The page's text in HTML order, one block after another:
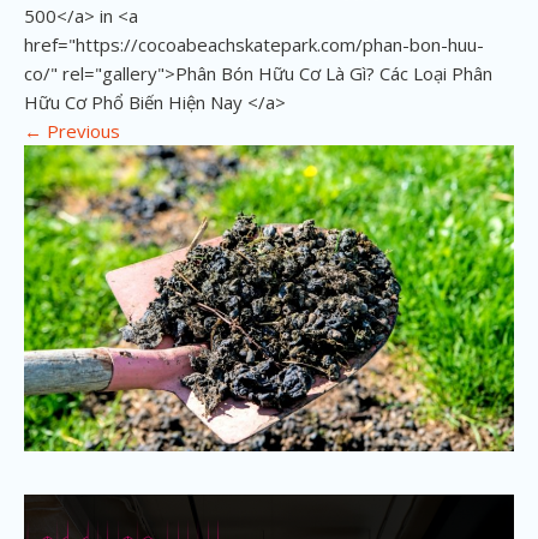
500</a> in <a
href="https://cocoabeachskatepark.com/phan-bon-huu-
co/" rel="gallery">Phân Bón Hữu Cơ Là Gì? Các Loại Phân
Hữu Cơ Phổ Biến Hiện Nay </a>
← Previous